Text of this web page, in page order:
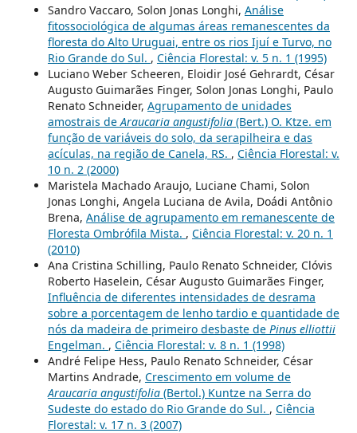
Sandro Vaccaro, Solon Jonas Longhi, Análise
fitossociológica de algumas áreas remanescentes da
floresta do Alto Uruguai, entre os rios Ijuí e Turvo, no
Rio Grande do Sul. , Ciência Florestal: v. 5 n. 1 (1995)
Luciano Weber Scheeren, Eloidir José Gehrardt, César
Augusto Guimarães Finger, Solon Jonas Longhi, Paulo
Renato Schneider, Agrupamento de unidades
amostrais de Araucaria angustifolia(Bert.) O. Ktze. em
função de variáveis do solo, da serapilheira e das
acículas, na região de Canela, RS. , Ciência Florestal: v.
10 n. 2 (2000)
Maristela Machado Araujo, Luciane Chami, Solon
Jonas Longhi, Angela Luciana de Avila, Doádi Antônio
Brena, Análise de agrupamento em remanescente de
Floresta Ombrófila Mista. , Ciência Florestal: v. 20 n. 1
(2010)
Ana Cristina Schilling, Paulo Renato Schneider, Clóvis
Roberto Haselein, César Augusto Guimarães Finger,
Influência de diferentes intensidades de desrama
sobre a porcentagem de lenho tardio e quantidade de
nós da madeira de primeiro desbaste dePinus elliottii
Engelman. , Ciência Florestal: v. 8 n. 1 (1998)
André Felipe Hess, Paulo Renato Schneider, César
Martins Andrade, Crescimento em volume de
Araucaria angustifolia(Bertol.) Kuntze na Serra do
Sudeste do estado do Rio Grande do Sul. , Ciência
Florestal: v. 17 n. 3 (2007)